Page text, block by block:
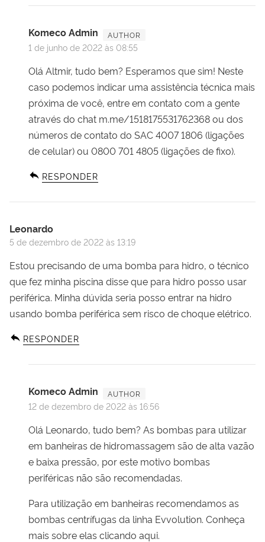
Komeco Admin
1 de junho de 2022 às 08:55
Olá Altmir, tudo bem? Esperamos que sim! Neste
caso podemos indicar uma assistência técnica mais
próxima de você, entre em contato com a gente
através do chat m.me/1518175531762368 ou dos
números de contato do SAC 4007 1806 (ligações
de celular) ou 0800 701 4805 (ligações de fixo).
RESPONDER
Leonardo
5 de dezembro de 2022 às 13:19
Estou precisando de uma bomba para hidro, o técnico
que fez minha piscina disse que para hidro posso usar
periférica. Minha dúvida seria posso entrar na hidro
usando bomba periférica sem risco de choque elétrico.
RESPONDER
Komeco Admin
12 de dezembro de 2022 às 16:56
Olá Leonardo, tudo bem? As bombas para utilizar
em banheiras de hidromassagem são de alta vazão
e baixa pressão, por este motivo bombas
periféricas não são recomendadas.
Para utilização em banheiras recomendamos as
bombas centrífugas da linha Evvolution. Conheça
mais sobre elas clicando aqui.